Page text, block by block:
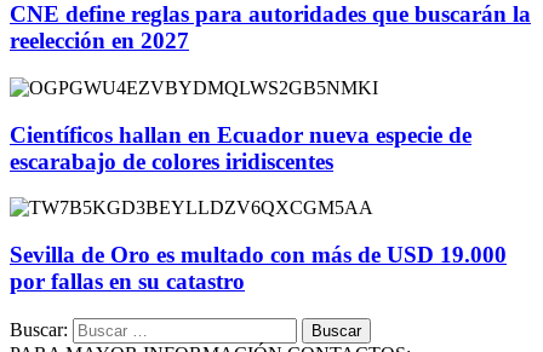
CNE define reglas para autoridades que buscarán la
reelección en 2027
Científicos hallan en Ecuador nueva especie de
escarabajo de colores iridiscentes
Sevilla de Oro es multado con más de USD 19.000
por fallas en su catastro
Buscar: